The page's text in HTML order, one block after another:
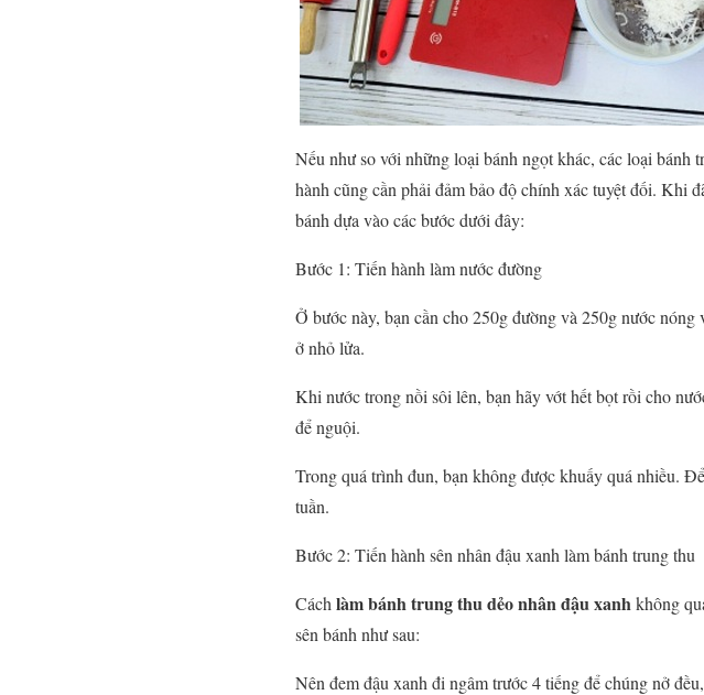
Nếu như so với những loại bánh ngọt khác, các loại bánh
hành cũng cần phải đảm bảo độ chính xác tuyệt đối. Khi
bánh dựa vào các bước dưới đây:
Bước 1: Tiến hành làm nước đường
Ở bước này, bạn cần cho 250g đường và 250g nước
ở nhỏ lửa.
Khi nước trong nồi sôi lên, bạn hãy vớt hết bọt rồi cho
để nguội.
Trong quá trình đun, bạn không được khuấy quá nhiều.
tuần.
Bước 2: Tiến hành sên nhân đậu xanh làm bánh trung thu
Cách làm bánh trung thu dẻo nhân đậu xanhkhông
sên bánh như sau:
Nên đem đậu xanh đi ngâm trước 4 tiếng để chúng nở